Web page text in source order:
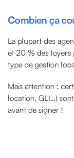
Combien ça
La plupart des
et 20 % des loyers
type de gestion
Mais attention :
location, GLI…)
avant de signer !